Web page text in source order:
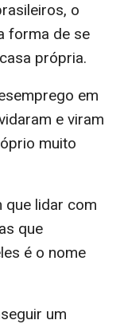
o
forma de se
própria.
em
e viram
muito
que lidar com
que
é o nome
um